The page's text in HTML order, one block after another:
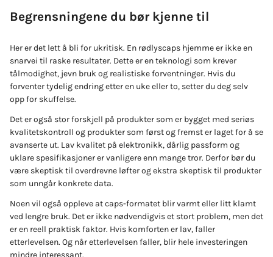
Begrensningene du bør kjenne til
Her er det lett å bli for ukritisk. En rødlyscaps hjemme er ikke en
snarvei til raske resultater. Dette er en teknologi som krever
tålmodighet, jevn bruk og realistiske forventninger. Hvis du
forventer tydelig endring etter en uke eller to, setter du deg selv
opp for skuffelse.
Det er også stor forskjell på produkter som er bygget med seriøs
kvalitetskontroll og produkter som først og fremst er laget for å se
avanserte ut. Lav kvalitet på elektronikk, dårlig passform og
uklare spesifikasjoner er vanligere enn mange tror. Derfor bør du
være skeptisk til overdrevne løfter og ekstra skeptisk til produkter
som unngår konkrete data.
Noen vil også oppleve at caps-formatet blir varmt eller litt klamt
ved lengre bruk. Det er ikke nødvendigvis et stort problem, men det
er en reell praktisk faktor. Hvis komforten er lav, faller
etterlevelsen. Og når etterlevelsen faller, blir hele investeringen
mindre interessant.